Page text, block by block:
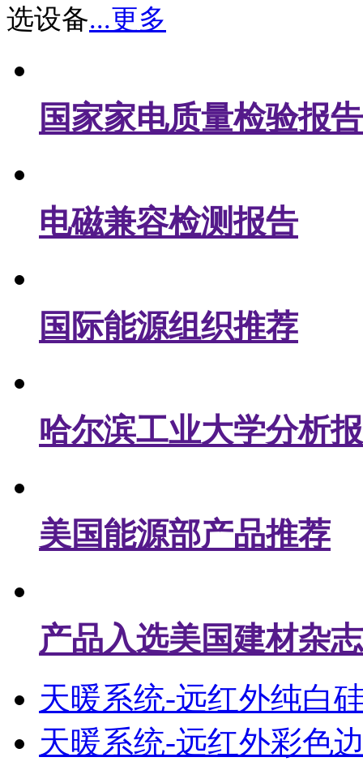
选设备...更多
国家家电质量检验报告
电磁兼容检测报告
国际能源组织推荐
哈尔滨工业大学分析报
美国能源部产品推荐
产品入选美国建材杂志
天暖系统-远红外纯白
天暖系统-远红外彩色